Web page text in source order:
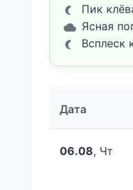
Пик
Ясная
Всплеск
Дата
06.08, Чт